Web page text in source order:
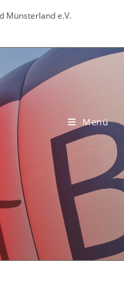
Münsterland e.V.
Menü